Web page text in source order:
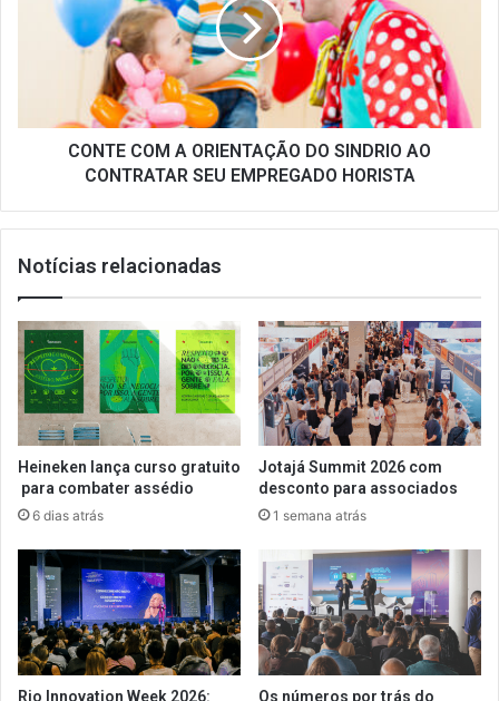
ORIENTAÇÃO
CONTRATAR
SEU
EMPREGADOCONTE COM A ORIENTAÇÃO DO SINDRIO AO
CONTRATAR SEU EMPREGADO HORISTA
Notícias relacionadas
Heineken lança curso gratuito
para combater assédio
6 dias atrás
Jotajá Summit 2026 com
desconto para associados
1 semana atrás
Rio Innovation Week 2026:
Os números por trás do